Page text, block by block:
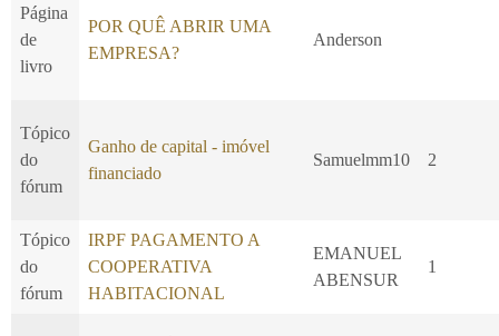
Página
de
livro
POR QUÊ ABRIR UMA
EMPRESA?
Anderson
Tópico
do
fórum
Ganho de capital - imóvel
financiado
Samuelmm10 2
Tópico
do
fórum
IRPF PAGAMENTO A
COOPERATIVA
HABITACIONAL
EMANUEL
ABENSUR
1